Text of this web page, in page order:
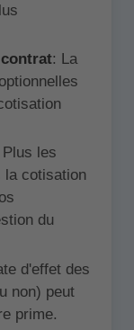
: La
les
la cotisation
du
d'effet des
non) peut
prime.